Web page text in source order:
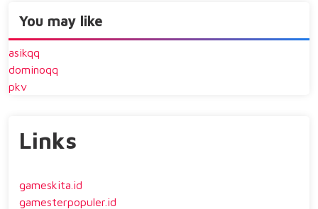
You may like
asikqq
dominoqq
pkv
Links
gameskita.id
gamesterpopuler.id